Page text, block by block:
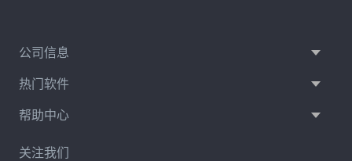
公司信息
热门软件
帮助中心
关注我们